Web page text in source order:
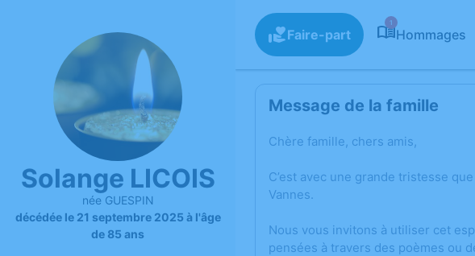
Solange LICOIS
née GUESPIN
décédée le 21 septembre 2025 à l'âge
de 85 ans
Faire-part
1
Hommages
Message de la famille
Chère famille, chers amis,
C’est avec une grande tristesse
Vannes.
Nous vous invitons à utiliser cet
pensées à travers des poèmes ou